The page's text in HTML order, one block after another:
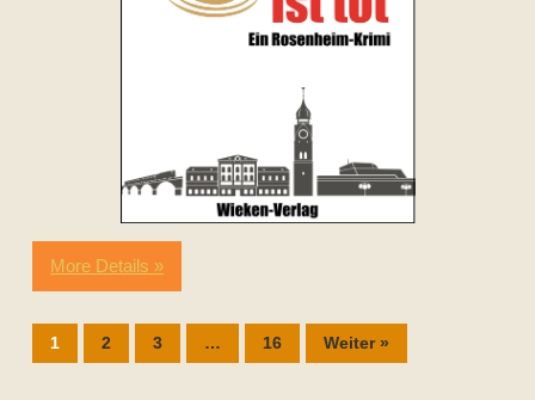
More Details »
1 2 3 … 16 Weiter »